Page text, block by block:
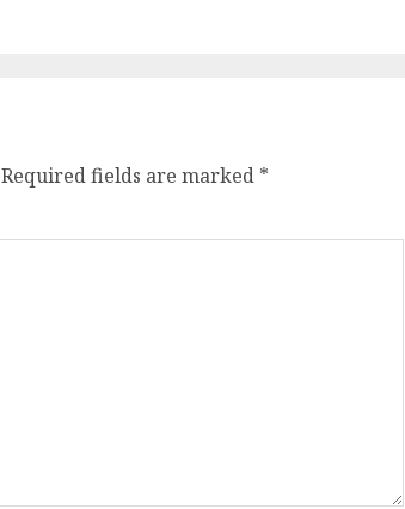
Required fields are marked *